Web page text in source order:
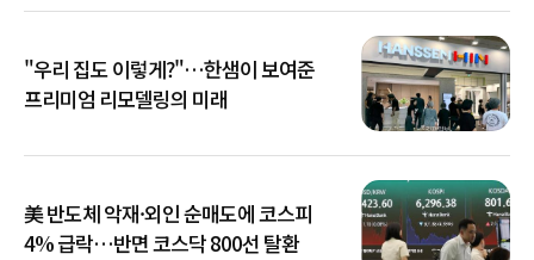
"우리 집도 이렇게?"…한샘이 보여준
프리미엄 리모델링의 미래
美 반도체 악재·외인 순매도에 코스피
4% 급락…반면 코스닥 800선 탈환